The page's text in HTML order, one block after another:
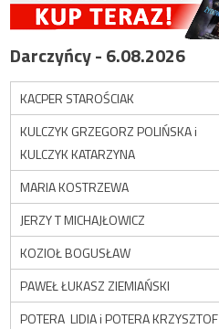
Darczyńcy - 6.08.2026
KACPER STAROŚCIAK
KULCZYK GRZEGORZ POLIŃSKA i
KULCZYK KATARZYNA
MARIA KOSTRZEWA
JERZY T MICHAJŁOWICZ
KOZIOŁ BOGUSŁAW
PAWEŁ ŁUKASZ ZIEMIAŃSKI
POTERA LIDIA i POTERA KRZYSZTOF